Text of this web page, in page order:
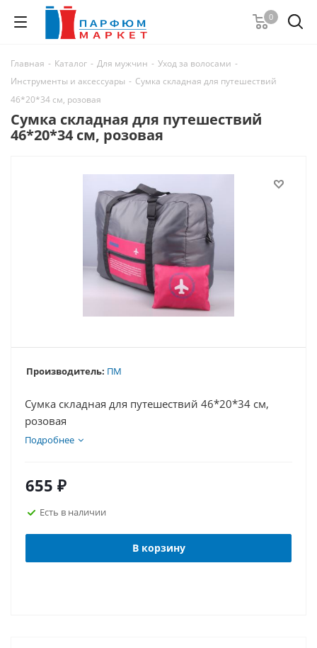
0
Главная - Каталог - Для мужчин - Уход за волосами -
Инструменты и аксессуары - Сумка складная для путешествий
46*20*34 см, розовая
Сумка складная для путешествий
46*20*34 см, розовая
Производитель: ПМ
Сумка складная для путешествий 46*20*34 см,
розовая
Подробнее
655 ₽
Есть в наличии
В корзину